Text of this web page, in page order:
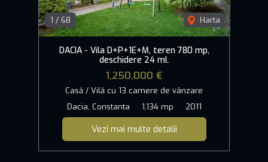
1 / 68 Harta
DACIA - Vila D+P+1E+M, teren 780 mp,
deschidere 24 ml.
1,250,000 €
Casă / Vilă cu 13 camere de vânzare
Dacia, Constanta
1,134 mp 2011
Vezi mai multe detalii